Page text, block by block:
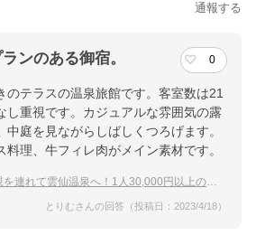
通報する
ンのある御宿。 0
のテラスの温泉旅館です。客室数は21
し重視です。カジュアルな雰囲気の露
中庭を見ながらしばしくつろげます。
理、牛フィレ肉がメイン素材です。
連れて雲仙温泉へ！1人30,000円以上の特別室の宿
とりむさんの回答（投稿日：2023/4/18）